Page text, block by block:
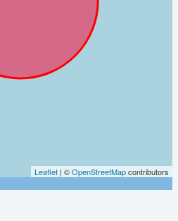
Leaflet | ©OpenStreetMapcontributors